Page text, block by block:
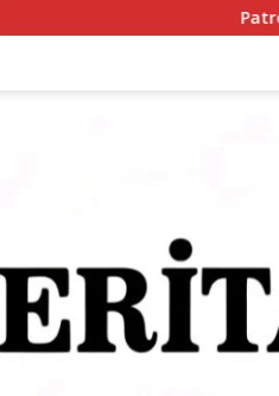
Patroli Siang Hari Polsek